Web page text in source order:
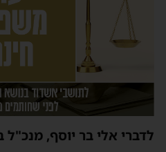
לדברי אלי בר יוסף,